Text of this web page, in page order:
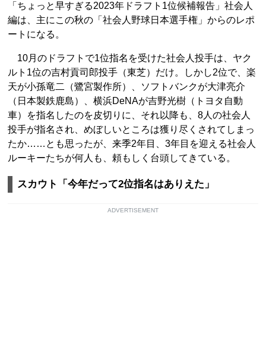
「ちょっと早すぎる2023年ドラフト1位候補報告」社会人
編は、主にこの秋の「社会人野球日本選手権」からのレポ
ートになる。
10月のドラフトで1位指名を受けた社会人投手は、ヤク
ルト1位の吉村貢司郎投手（東芝）だけ。しかし2位で、楽
天が小孫竜二（鷺宮製作所）、ソフトバンクが大津亮介
（日本製鉄鹿島）、横浜DeNAが吉野光樹（トヨタ自動
車）を指名したのを皮切りに、それ以降も、8人の社会人
投手が指名され、めぼしいところは獲り尽くされてしまっ
たか……とも思ったが、来季2年目、3年目を迎える社会人
ルーキーたちが何人も、頼もしく台頭してきている。
スカウト「今年だって2位指名はありえた」
ADVERTISEMENT